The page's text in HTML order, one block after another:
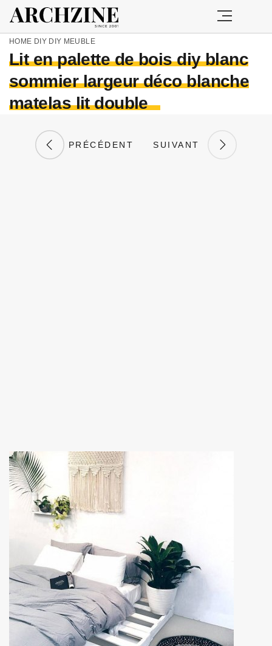
HOME DIY DIY MEUBLE
Lit en palette de bois diy blanc
sommier largeur déco blanche
matelas lit double
PRÉCÉDENT SUIVANT